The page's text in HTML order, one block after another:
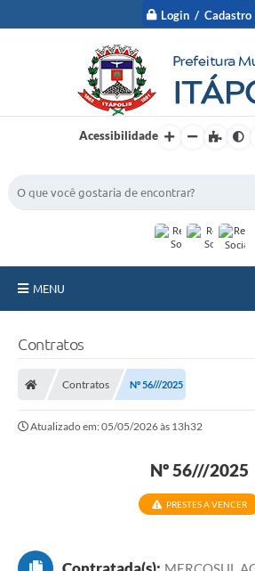
Login / Cadastro
Acessibilidade
MENU
Serviços Online
Contratos
Contratos Nº 56///2025
Atualizado em: 05/05/2026 às 13h32
Nº 56///2025
PRESTES A VENCER